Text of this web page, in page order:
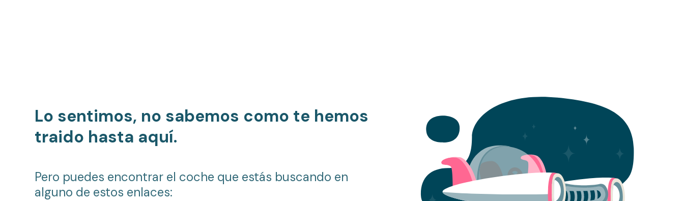
Lo sentimos, no sabemos como te hemos
traido hasta aquí.
Pero puedes encontrar el coche que estás buscando en
alguno de estos enlaces: